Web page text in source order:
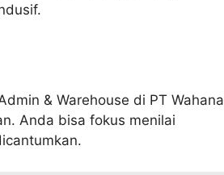
& Warehouse di PT Wahana
Anda bisa fokus menilai